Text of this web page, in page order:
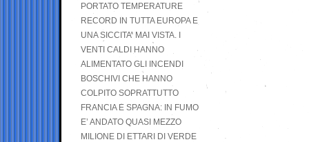
PORTATO TEMPERATURE
RECORD IN TUTTA EUROPA E
UNA SICCITA’ MAI VISTA. I
VENTI CALDI HANNO
ALIMENTATO GLI INCENDI
BOSCHIVI CHE HANNO
COLPITO SOPRATTUTTO
FRANCIA E SPAGNA: IN FUMO
E’ ANDATO QUASI MEZZO
MILIONE DI ETTARI DI VERDE